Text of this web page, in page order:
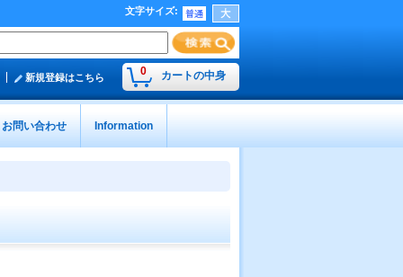
文字サイズ:
0 カートの中身
新規登録はこちら
お問い合わせ Information